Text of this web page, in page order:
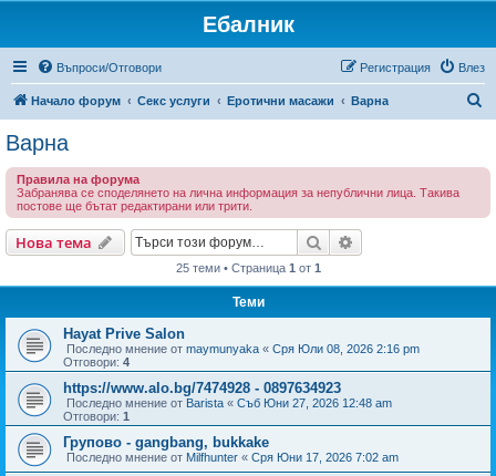
Ебалник
Въпроси/Отговори Влез
Регистрация
Начало форум Секс услуги Еротични масажи Варна
Варна
Правила на форума
Забранява се споделянето на лична информация за непублични лица. Такива
постове ще бътат редактирани или трити.
Нова тема Търсене
25 теми • Страница 1 от 1
Теми
Hayat Prive Salon
Последно мнение от maymunyaka « Сря Юли 08, 2026 2:16 pm
Отговори: 4
https://www.alo.bg/7474928 - 0897634923
Последно мнение от Barista « Съб Юни 27, 2026 12:48 am
Отговори: 1
Групово - gangbang, bukkake
Последно мнение от Milfhunter « Сря Юни 17, 2026 7:02 am